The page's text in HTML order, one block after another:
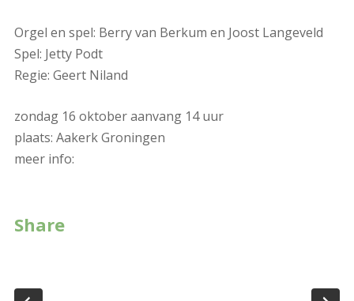
Orgel en spel: Berry van Berkum en Joost Langeveld
Spel: Jetty Podt
Regie: Geert Niland
zondag 16 oktober aanvang 14 uur
plaats: Aakerk Groningen
meer info:
Share